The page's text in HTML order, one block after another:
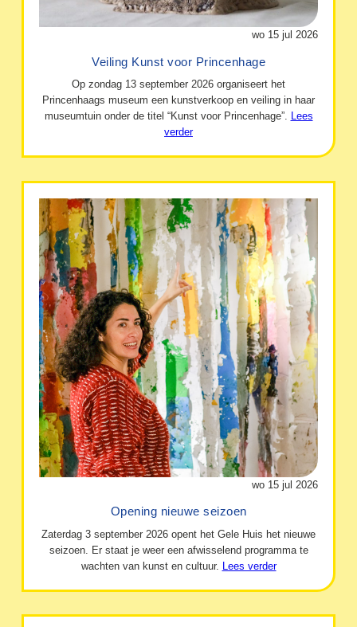
wo 15 jul 2026
Veiling Kunst voor Princenhage
Op zondag 13 september 2026 organiseert het
Princenhaags museum een kunstverkoop en veiling in haar
museumtuin onder de titel “Kunst voor Princenhage”. Lees
verder
wo 15 jul 2026
Opening nieuwe seizoen
Zaterdag 3 september 2026 opent het Gele Huis het nieuwe
seizoen. Er staat je weer een afwisselend programma te
wachten van kunst en cultuur. Lees verder